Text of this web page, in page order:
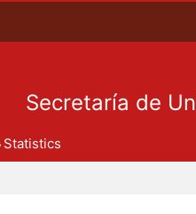
Secretaría de
Statistics